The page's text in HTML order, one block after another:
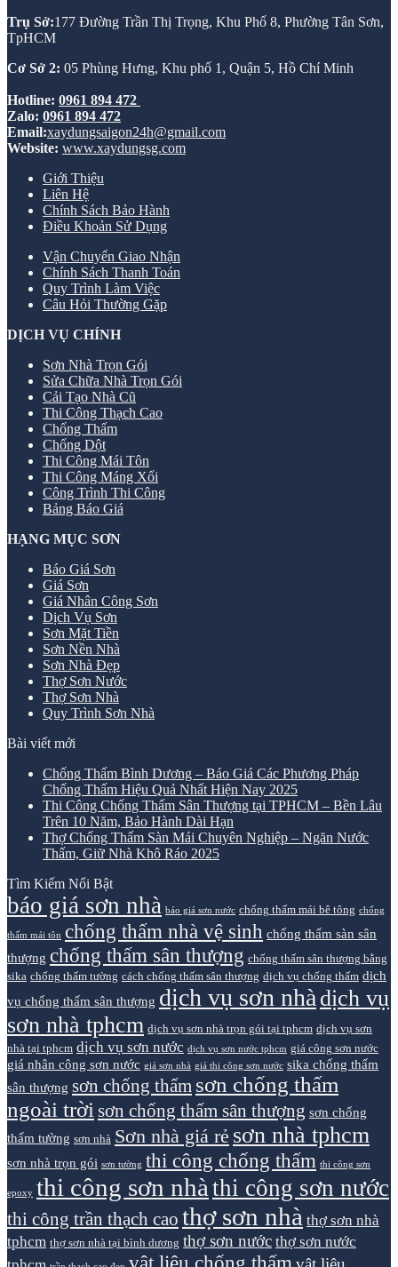
Trụ Sở:177 Đường Trần Thị Trọng, Khu Phố 8, Phường Tân Sơn,
TpHCM
Cơ Sở 2: 05 Phùng Hưng, Khu phố 1, Quận 5, Hồ Chí Minh
Hotline: 0961 894 472
Zalo: 0961 894 472
Email:xaydungsaigon24h@gmail.com
Website: www.xaydungsg.com
Giới Thiệu
Liên Hệ
Chính Sách Bảo Hành
Điều Khoản Sử Dụng
Vận Chuyển Giao Nhận
Chính Sách Thanh Toán
Quy Trình Làm Việc
Câu Hỏi Thường Gặp
DỊCH VỤ CHÍNH
Sơn Nhà Trọn Gói
Sửa Chữa Nhà Trọn Gói
Cải Tạo Nhà Cũ
Thi Công Thạch Cao
Chống Thấm
Chống Dột
Thi Công Mái Tôn
Thi Công Máng Xối
Công Trình Thi Công
Bảng Báo Giá
HẠNG MỤC SƠN
Báo Giá Sơn
Giá Sơn
Giá Nhân Công Sơn
Dịch Vụ Sơn
Sơn Mặt Tiền
Sơn Nền Nhà
Sơn Nhà Đẹp
Thợ Sơn Nước
Thợ Sơn Nhà
Quy Trình Sơn Nhà
Bài viết mới
Chống Thấm Bình Dương – Báo Giá Các Phương Pháp
Chống Thấm Hiệu Quả Nhất Hiện Nay 2025
Thi Công Chống Thấm Sân Thượng tại TPHCM – Bền Lâu
Trên 10 Năm, Bảo Hành Dài Hạn
Thợ Chống Thấm Sàn Mái Chuyên Nghiệp – Ngăn Nước
Thấm, Giữ Nhà Khô Ráo 2025
Tìm Kiếm Nổi Bật
báo giá sơn nhà báo giá sơn nước chống thấm mái bê tông chống
thấm mái tôn chống thấm nhà vệ sinh chống thấm sàn sân
thượng chống thấm sân thượng chống thấm sân thượng bằng
sika chống thấm tường cách chống thấm sân thượng dịch vụ chống thấm dịch
vụ chống thấm sân thượng dịch vụ sơn nhà dịch vụ
sơn nhà tphcm dịch vụ sơn nhà trọn gói tại tphcm dịch vụ sơn
nhà tại tphcm dịch vụ sơn nước dịch vụ sơn nước tphcm giá công sơn nước
giá nhân công sơn nước giá sơn nhà giá thi công sơn nước sika chống thấm
sân thượng sơn chống thấm sơn chống thấm
ngoài trời sơn chống thấm sân thượng sơn chống
thấm tường sơn nhà Sơn nhà giá rẻ sơn nhà tphcm
sơn nhà trọn gói sơn tường thi công chống thấm thi công sơn
epoxy thi công sơn nhà thi công sơn nước
thi công trần thạch cao thợ sơn nhà thợ sơn nhà
tphcm thợ sơn nhà tại bình dương thợ sơn nước thợ sơn nước